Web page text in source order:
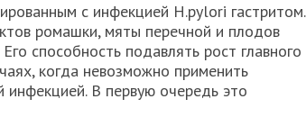
с инфекцией H.pylori гастритом.
ромашки, мяты перечной и плодов
способность подавлять рост главного
когда невозможно применить
В первую очередь это